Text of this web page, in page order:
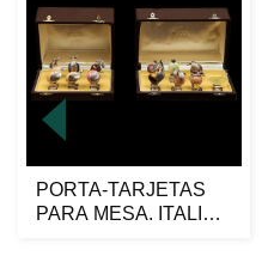
PORTA-TARJETAS
PARA MESA. ITALIA,